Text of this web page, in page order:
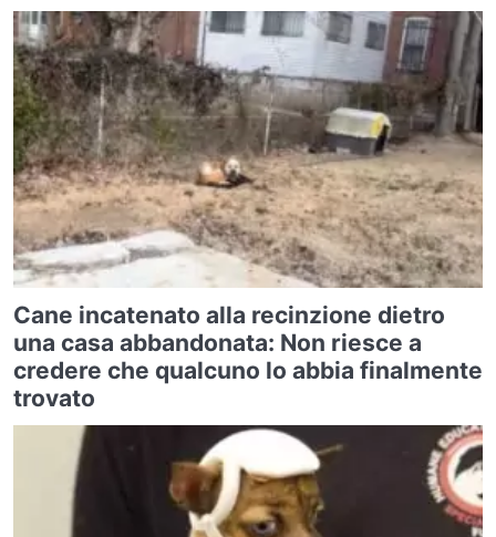
Cane incatenato alla recinzione dietro
una casa abbandonata: Non riesce a
credere che qualcuno lo abbia finalmente
trovato